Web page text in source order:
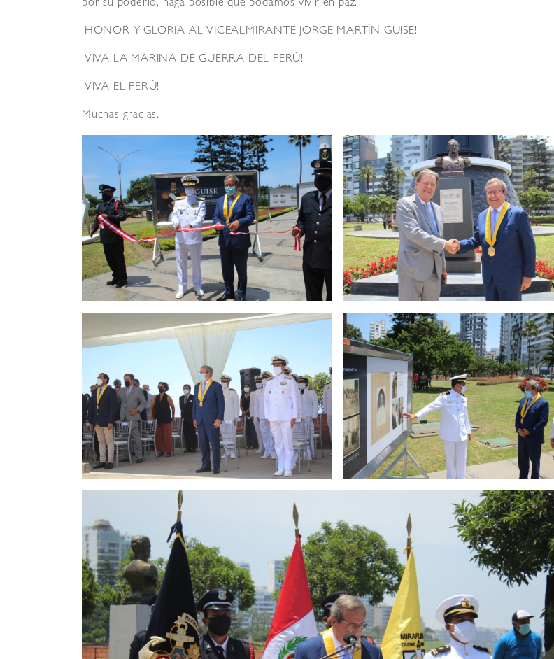
por su poderío, haga posible que podamos vivir en paz.
¡HONOR Y GLORIA AL VICEALMIRANTE JORGE MARTÍN GUISE!
¡VIVA LA MARINA DE GUERRA DEL PERÚ!
¡VIVA EL PERÚ!
Muchas gracias.